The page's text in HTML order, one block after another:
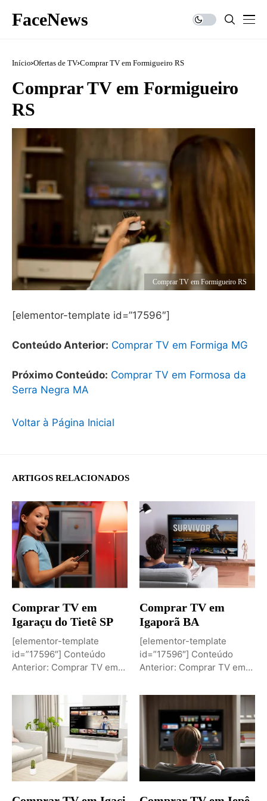
FaceNews
Início Ofertas de TV Comprar TV em Formigueiro RS
Comprar TV em Formigueiro
RS
Comprar TV em Formigueiro RS
[elementor-template id=”17596″]
Conteúdo Anterior: Comprar TV em Formiga MG
Próximo Conteúdo: Comprar TV em Formosa da
Serra Negra MA
Voltar à Página Inicial
ARTIGOS RELACIONADOS
Comprar TV em
Igaraçu do Tietê SP
[elementor-template
id=”17596″] Conteúdo
Anterior: Comprar TV em
Conteúdo: Sobremesa de...
Comprar TV em
Igaporã BA
[elementor-template
id=”17596″] Conteúdo
Anterior: Comprar TV em
Comprar TV...